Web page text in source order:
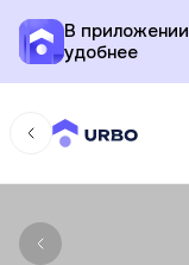
В приложении
удобнее